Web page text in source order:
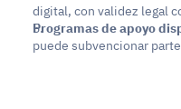
digital, con validez legal
Programas de apoyo
puede subvencionar